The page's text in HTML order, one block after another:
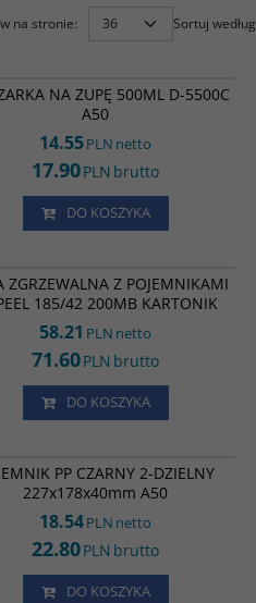
na stronie: Sortuj według
NA ZUPĘ 500ML D-5500C
A50
14.55PLN netto
17.90PLN brutto
DO KOSZYKA
ZGRZEWALNA Z POJEMNIKAMI
185/42 200MB KARTONIK
58.21 PLN netto
71.60PLN brutto
DO KOSZYKA
PP CZARNY 2-DZIELNY
227x178x40mm A50
18.54PLN netto
22.80PLN brutto
DO KOSZYKA